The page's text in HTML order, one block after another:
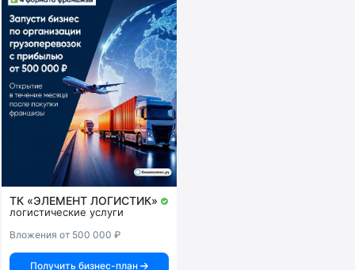
ТК «ЭЛЕМЕНТ ЛОГИСТИК»
логистические услуги
Вложения от 500 000 ₽
Получить бизнес-план